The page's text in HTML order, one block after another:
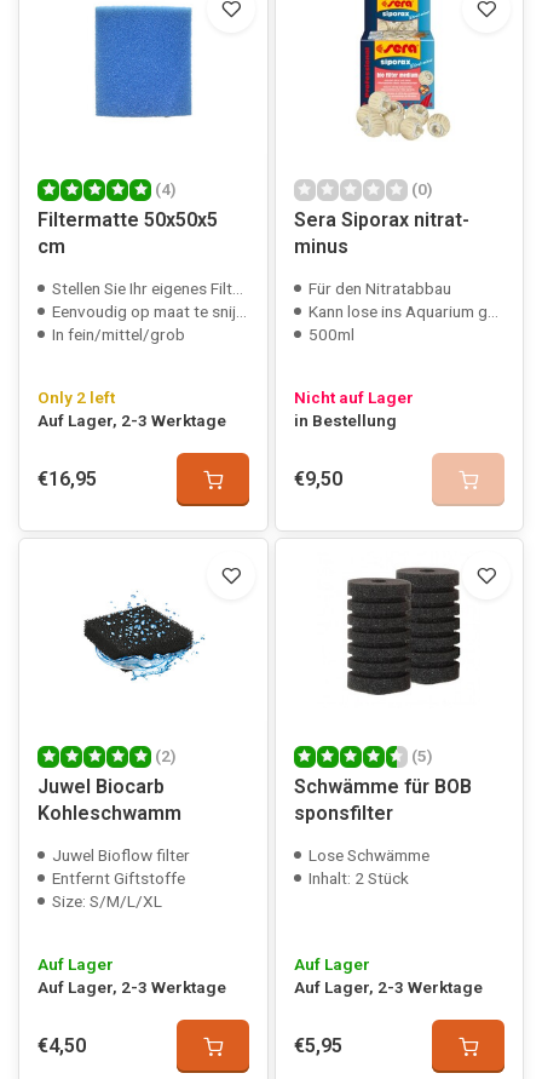
(4)
Filtermatte 50x50x5
cm
Stellen Sie Ihr eigenes Filtermedium her
Eenvoudig op maat te snijden
In fein/mittel/grob
Only 2 left
Auf Lager, 2-3 Werktage
€16,95
(0)
Sera Siporax nitrat-
minus
Für den Nitratabbau
Kann lose ins Aquarium gelegt werden
500ml
Nicht auf Lager
in Bestellung
€9,50
(2)
Juwel Biocarb
Kohleschwamm
Juwel Bioflow filter
Entfernt Giftstoffe
Size: S/M/L/XL
Auf Lager
Auf Lager, 2-3 Werktage
€4,50
(5)
Schwämme für BOB
sponsfilter
Lose Schwämme
Inhalt: 2 Stück
Auf Lager
Auf Lager, 2-3 Werktage
€5,95